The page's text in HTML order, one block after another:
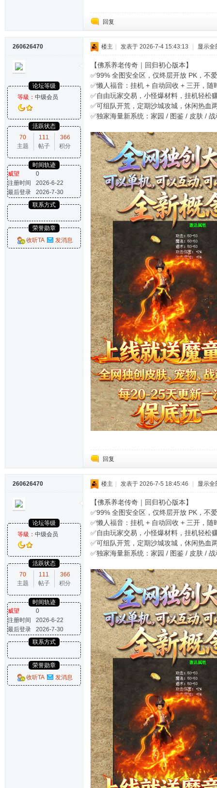
回复
260626470
论坛等级
等級： 中级会员
活跃状态
70
主题
111
帖子
366
积分
时间轨迹
威望
0
注册时间
2026-6-22
最后登录
2026-7-30
联系方式
荣誉勋章
收听TA
发消息
楼主 发表于 2026-7-4 15:43:13 显示全
【佛系养老传奇｜回归初心版本】
✅99% 全图安全区，仅终层开放 PK，不
✅懒人福音：挂机 + 自动回收 + 三开，随
✅自由玩家交易，小怪爆材料，挂机轻松
✅可组队开荒，定期沙城攻城，休闲热血
✅独家海量新系统：家园 / 图鉴 / 皮肤 /
回复
260626470
论坛等级
等級： 中级会员
活跃状态
70
主题
111
帖子
366
积分
时间轨迹
威望
0
注册时间
2026-6-22
最后登录
2026-7-30
联系方式
荣誉勋章
收听TA
发消息
楼主 发表于 2026-7-5 18:45:46 显示全
【佛系养老传奇｜回归初心版本】
✅99% 全图安全区，仅终层开放 PK，不
✅懒人福音：挂机 + 自动回收 + 三开，随
✅自由玩家交易，小怪爆材料，挂机轻松
✅可组队开荒，定期沙城攻城，休闲热血
✅独家海量新系统：家园 / 图鉴 / 皮肤 /